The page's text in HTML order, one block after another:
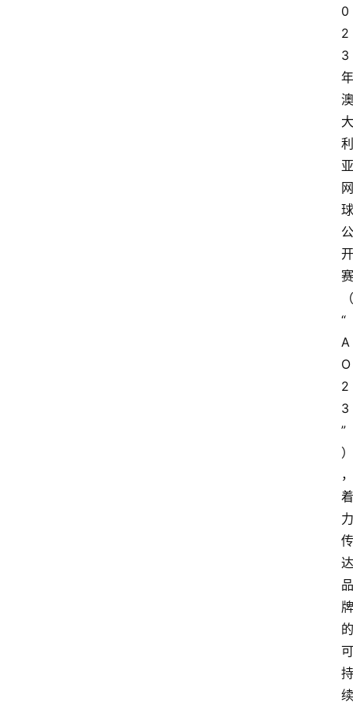
0
2
3
年
澳
大
利
亚
网
球
公
开
赛
（
“
A
O
2
3
”
）
，
着
力
传
达
品
牌
的
可
持
续